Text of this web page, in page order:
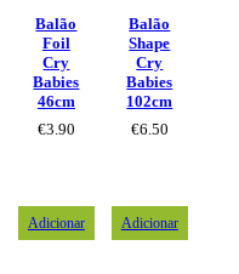
Balão
Foil
Cry
Babies
46cm
€3.90
Balão
Shape
Cry
Babies
102cm
€6.50
Adicionar Adicionar